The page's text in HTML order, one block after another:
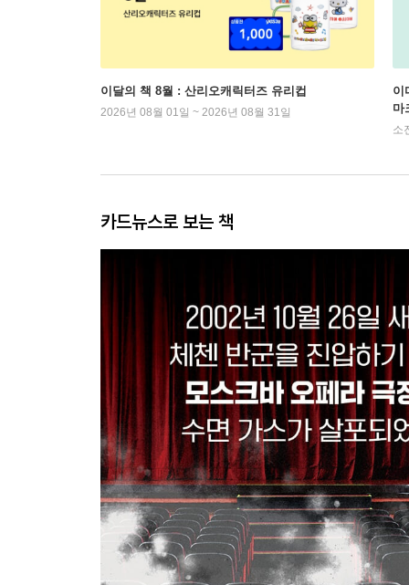
이달의 책 8월 : 산리오캐릭터즈 유리컵
2026년 08월 01일 ~ 2026년 08월 31일
이
마
소
카드뉴스로 보는 책